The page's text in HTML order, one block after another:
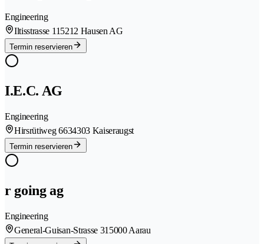
Engineering
Iltisstrasse 115212 Hausen AG
Termin reservieren
I.E.C. AG
Engineering
Hirsrütiweg 6634303 Kaiseraugst
Termin reservieren
r going ag
Engineering
General-Guisan-Strasse 31 5000 Aarau